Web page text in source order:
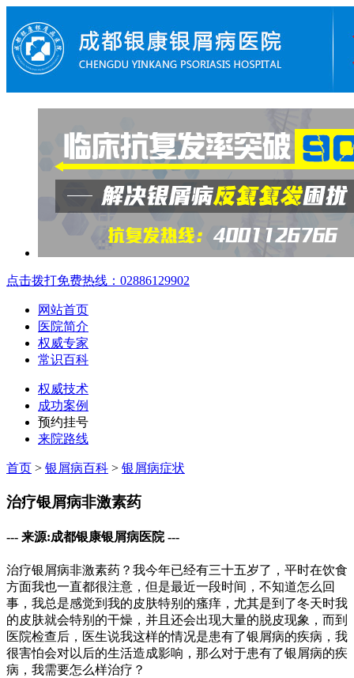
点击拨打免费热线：02886129902
网站首页
医院简介
权威专家
常识百科
权威技术
成功案例
预约挂号
来院路线
首页 > 银屑病百科 > 银屑病症状
治疗银屑病非激素药
--- 来源:成都银康银屑病医院 ---
治疗银屑病非激素药？我今年已经有三十五岁了，平时在饮食
方面我也一直都很注意，但是最近一段时间，不知道怎么回
事，我总是感觉到我的皮肤特别的瘙痒，尤其是到了冬天时我
的皮肤就会特别的干燥，并且还会出现大量的脱皮现象，而到
医院检查后，医生说我这样的情况是患有了银屑病的疾病，我
很害怕会对以后的生活造成影响，那么对于患有了银屑病的疾
病，我需要怎么样治疗？